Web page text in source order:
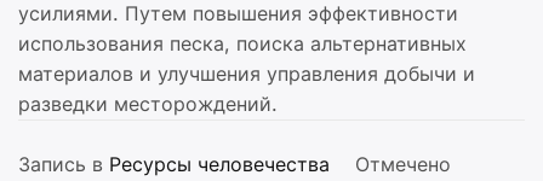
усилиями. Путем повышения эффективности
использования песка, поиска альтернативных
материалов и улучшения управления добычи и
разведки месторождений.
Запись в Ресурсы человечества
Отмечено